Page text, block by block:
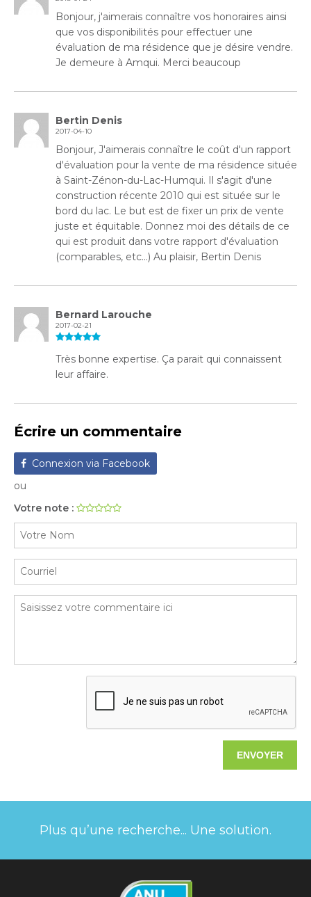
Bonjour, j'aimerais connaître vos honoraires ainsi
que vos disponibilités pour effectuer une
évaluation de ma résidence que je désire vendre.
Je demeure à Amqui. Merci beaucoup
Bertin Denis
2017-04-10
Bonjour, J'aimerais connaître le coût d'un rapport
d'évaluation pour la vente de ma résidence située
à Saint-Zénon-du-Lac-Humqui. Il s'agit d'une
construction récente 2010 qui est située sur le
bord du lac. Le but est de fixer un prix de vente
juste et équitable. Donnez moi des détails de ce
qui est produit dans votre rapport d'évaluation
(comparables, etc...) Au plaisir, Bertin Denis
Bernard Larouche
2017-02-21
Très bonne expertise. Ça parait qui connaissent
leur affaire.
Écrire un commentaire
Connexion via Facebook
ou
Votre note :
Plus qu’une recherche... Une solution.